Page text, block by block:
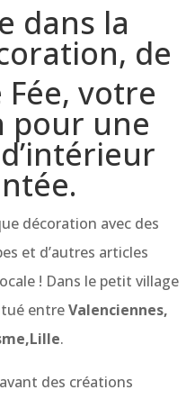
dans la
de
Fée, votre
pour une
décoration avec des
et d’autres articles
! Dans le petit village
entreValenciennes,
.
des créations